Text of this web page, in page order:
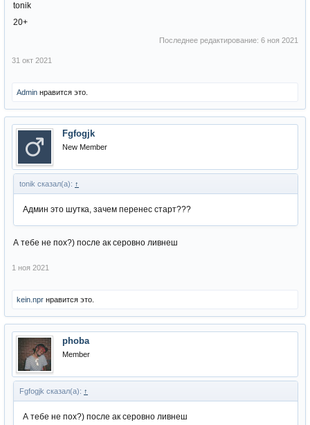
tonik
20+
Последнее редактирование: 6 ноя 2021
31 окт 2021
Admin нравится это.
Fgfogjk
New Member
tonik сказал(а): ↑
Админ это шутка, зачем перенес старт???
А тебе не пох?) после ак серовно ливнеш
1 ноя 2021
kein.npr нравится это.
phoba
Member
Fgfogjk сказал(а): ↑
А тебе не пох?) после ак серовно ливнеш